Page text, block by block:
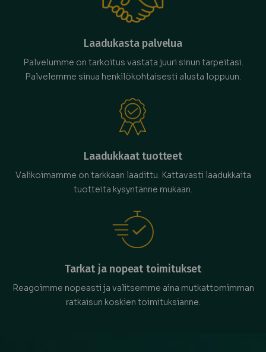
Laadukasta palvelua
Palvelumme on tarkoitus vastata juuri sinun tarpeitasi.
Palvelemme sinua henkilökohtaisesti alusta loppuun.
Laadukkaat tuotteet
Valikoimamme on tarkkaan laadittu. Kattavasti laadukkaita
tuotteita kysyntänne mukaan.
Tarkat ja nopeat toimitukset
Reagoimme nopeasti ja valitsemme aina mutkattomimman
ratkaisun koskien toimituksianne.